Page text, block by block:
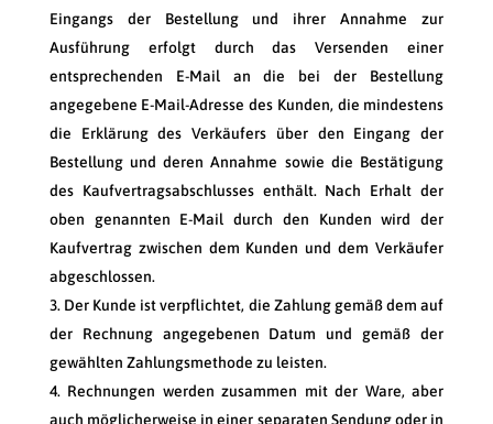
Eingangs der Bestellung und ihrer Annahme zur
Ausführung erfolgt durch das Versenden einer
entsprechenden E-Mail an die bei der Bestellung
angegebene E-Mail-Adresse des Kunden, die mindestens
die Erklärung des Verkäufers über den Eingang der
Bestellung und deren Annahme sowie die Bestätigung
des Kaufvertragsabschlusses enthält. Nach Erhalt der
oben genannten E-Mail durch den Kunden wird der
Kaufvertrag zwischen dem Kunden und dem Verkäufer
abgeschlossen.
Der Kunde ist verpflichtet, die Zahlung gemäß dem auf
der Rechnung angegebenen Datum und gemäß der
gewählten Zahlungsmethode zu leisten.
Rechnungen werden zusammen mit der Ware, aber
auch möglicherweise in einer separaten Sendung oder in